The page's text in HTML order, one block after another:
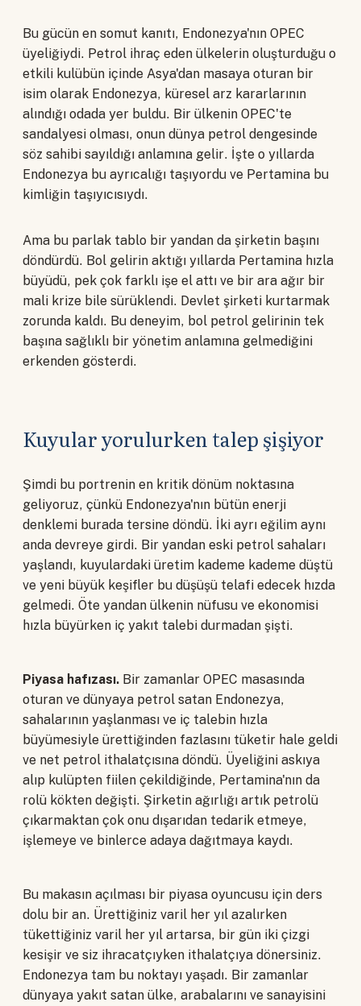
Bu gücün en somut kanıtı, Endonezya'nın OPEC
üyeliğiydi. Petrol ihraç eden ülkelerin oluşturduğu o
etkili kulübün içinde Asya'dan masaya oturan bir
isim olarak Endonezya, küresel arz kararlarının
alındığı odada yer buldu. Bir ülkenin OPEC'te
sandalyesi olması, onun dünya petrol dengesinde
söz sahibi sayıldığı anlamına gelir. İşte o yıllarda
Endonezya bu ayrıcalığı taşıyordu ve Pertamina bu
kimliğin taşıyıcısıydı.
Ama bu parlak tablo bir yandan da şirketin başını
döndürdü. Bol gelirin aktığı yıllarda Pertamina hızla
büyüdü, pek çok farklı işe el attı ve bir ara ağır bir
mali krize bile sürüklendi. Devlet şirketi kurtarmak
zorunda kaldı. Bu deneyim, bol petrol gelirinin tek
başına sağlıklı bir yönetim anlamına gelmediğini
erkenden gösterdi.
Kuyular yorulurken talep şişiyor
Şimdi bu portrenin en kritik dönüm noktasına
geliyoruz, çünkü Endonezya'nın bütün enerji
denklemi burada tersine döndü. İki ayrı eğilim aynı
anda devreye girdi. Bir yandan eski petrol sahaları
yaşlandı, kuyulardaki üretim kademe kademe düştü
ve yeni büyük keşifler bu düşüşü telafi edecek hızda
gelmedi. Öte yandan ülkenin nüfusu ve ekonomisi
hızla büyürken iç yakıt talebi durmadan şişti.
Piyasa hafızası. Bir zamanlar OPEC masasında
oturan ve dünyaya petrol satan Endonezya,
sahalarının yaşlanması ve iç talebin hızla
büyümesiyle ürettiğinden fazlasını tüketir hale geldi
ve net petrol ithalatçısına döndü. Üyeliğini askıya
alıp kulüpten fiilen çekildiğinde, Pertamina'nın da
rolü kökten değişti. Şirketin ağırlığı artık petrolü
çıkarmaktan çok onu dışarıdan tedarik etmeye,
işlemeye ve binlerce adaya dağıtmaya kaydı.
Bu makasın açılması bir piyasa oyuncusu için ders
dolu bir an. Ürettiğiniz varil her yıl azalırken
tükettiğiniz varil her yıl artarsa, bir gün iki çizgi
kesişir ve siz ihracatçıyken ithalatçıya dönersiniz.
Endonezya tam bu noktayı yaşadı. Bir zamanlar
dünyaya yakıt satan ülke, arabalarını ve sanayisini